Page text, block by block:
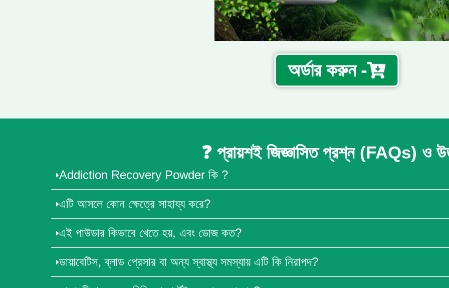
অর্ডার করুন -
❓ প্রায়শই জিজ্ঞাসিত প্রশ্ন (FAQs) ও
Addiction Recovery Powder কি ?
এটি আসলে কোন ক্ষেত্রে সাহায্য করে?
এই পাউডার কিভাবে খেতে হয়, এবং ডোজ কত?
ডায়াবেটিস, ব্লাড প্রেসার বা অন্য স্বাস্থ্য সমস্যায় এটি কি নিরাপদ?